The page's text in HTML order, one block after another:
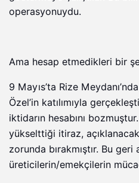
operasyonuydu.
Ama hesap etmedikleri bir
9 Mayıs’ta Rize
Özel’in katılımıyla
iktidarın hesabını
yükselttiği itiraz,
zorunda bırakmıştır. Bu geri
üreticilerin/emekçilerin